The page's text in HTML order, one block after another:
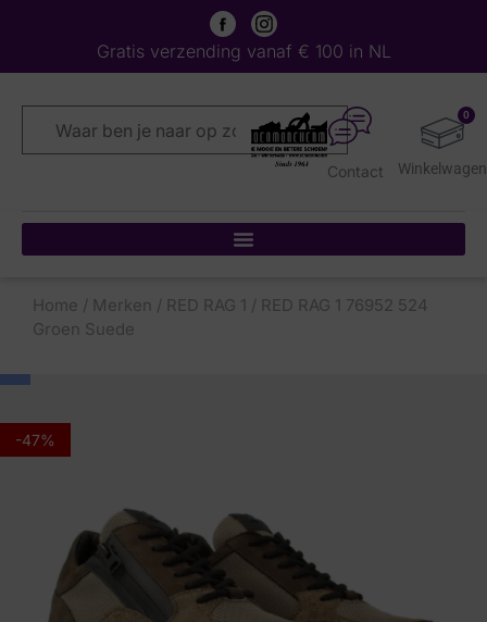
Gratis verzending vanaf € 100 in NL
0
Contact
Home / Merken / RED RAG 1 / RED RAG 1 76952 524
Groen Suede
-47%